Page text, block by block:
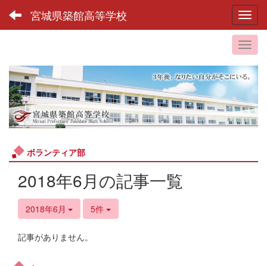
宮城県築館高等学校
ボランティア部
2018年6月の記事一覧
2018年6月 5件
記事がありません。